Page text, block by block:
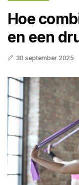
Hoe
en een
30 september 2025